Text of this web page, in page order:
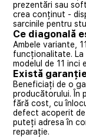
prezentări sau
crea conținut -
sarcinile pentru
Ce diagonală
Ambele variante,
funcționalitate. La
modelul de 11 inci
Există
Beneficiați de o
producătorului. În
fără cost, cu
defect acoperit de
puteți adresa în
reparație.